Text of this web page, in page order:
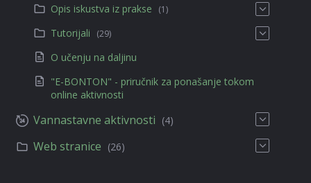
Opis iskustva iz prakse (1)
Tutorijali (29)
O učenju na daljinu
"E-BONTON" - priručnik za ponašanje tokom
online aktivnosti
Vannastavne aktivnosti (4)
Web stranice (26)